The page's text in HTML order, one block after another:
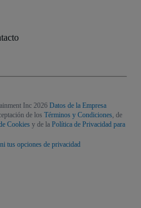
Inc 2026 Datos de la Empresa
de los Términos y Condiciones , de
Cookies y de la Política de Privacidad para
tus opciones de privacidad